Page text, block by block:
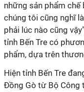
những sản phẩm
chúng tôi cũng nghĩ
phải lúc nào cũng
tỉnh Bến Tre có
phẩm, dựa trên
Hiện tỉnh Bến Tre
Đồng Gò từ Bộ Công